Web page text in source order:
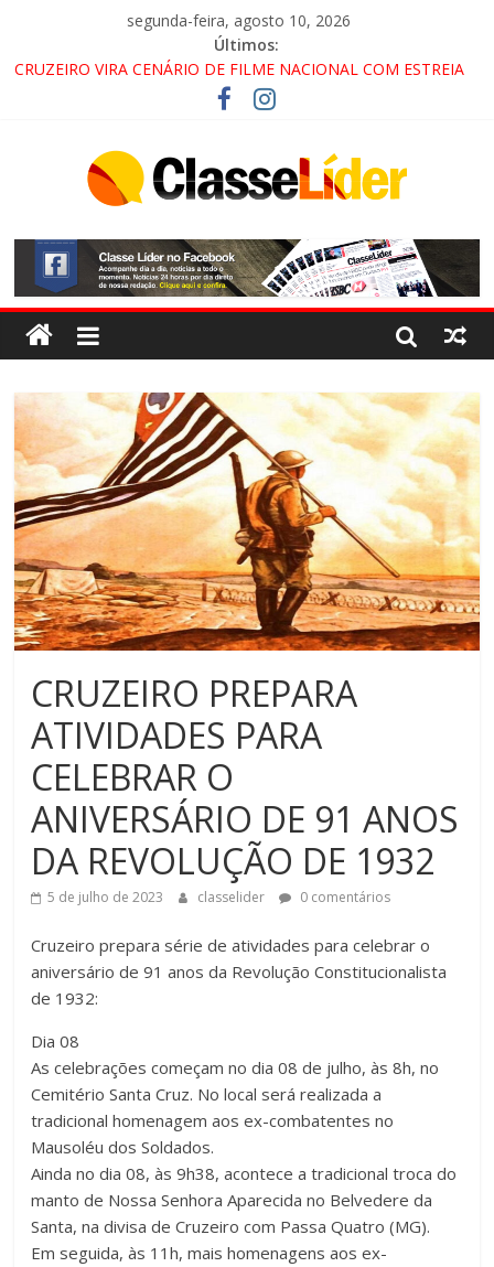
segunda-feira, agosto 10, 2026
Últimos:
CRUZEIRO VIRA CENÁRIO DE FILME NACIONAL COM ESTREIA
PROMOTOR DO GAECO
ACESSO À APARECIDA NA DUTRA SERÁ BLOQUEADO NO FIM
ALTERNATIVAS
LORENA, PINDAMONHANGABA E QUELUZ NA RETA FINAL
PELA FÁBRICA DA COCA-COLA!
CRUZEIRO PREPARA
ATIVIDADES PARA
CELEBRAR O
ANIVERSÁRIO DE 91 ANOS
DA REVOLUÇÃO DE 1932
5 de julho de 2023 classelider 0 comentários
Cruzeiro prepara série de atividades para celebrar o
aniversário de 91 anos da Revolução Constitucionalista
de 1932:
Dia 08
As celebrações começam no dia 08 de julho, às 8h, no
Cemitério Santa Cruz. No local será realizada a
tradicional homenagem aos ex-combatentes no
Mausoléu dos Soldados.
Ainda no dia 08, às 9h38, acontece a tradicional troca do
manto de Nossa Senhora Aparecida no Belvedere da
Santa, na divisa de Cruzeiro com Passa Quatro (MG).
Em seguida, às 11h, mais homenagens aos ex-